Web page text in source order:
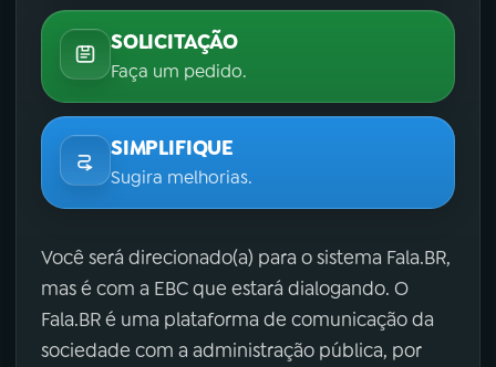
SOLICITAÇÃO
Faça um pedido.
SIMPLIFIQUE
Sugira melhorias.
Você será direcionado(a) para o sistema Fala.BR,
mas é com a EBC que estará dialogando. O
Fala.BR é uma plataforma de comunicação da
sociedade com a administração pública, por